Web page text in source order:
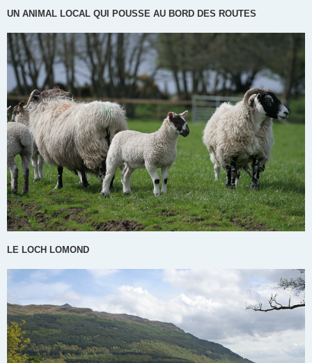
UN ANIMAL LOCAL QUI POUSSE AU BORD DES ROUTES
LE LOCH LOMOND